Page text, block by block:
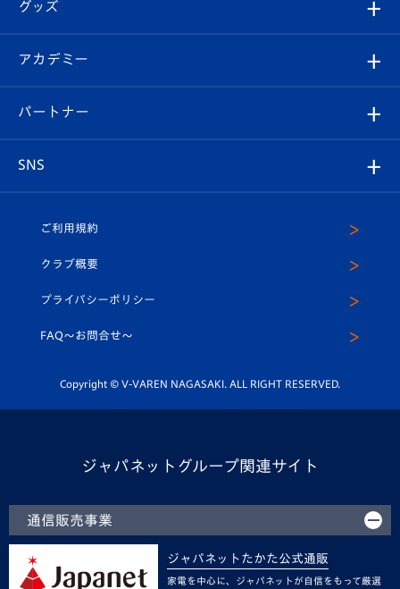
チケット
イベント
メディア
ホームタウン
スタッフプロフィール
マスコット紹介
平和祈念活動
ホームタウン活動
Revive Team
ヴィヴィくんの長崎おもてなしガイド
フォトギャラリー
スタジアムグルメ
V-LOVERS（ファンクラブ）
プレイヤーズスイート
グッズ
オンラインショップ
店舗情報
アカデミー
育成からのお知らせ
U-18
スクール
パートナー
SNS
ヴィヴィくんインスタグラム
公式LINE＠
ご利用規約
クラブ概要
プライバシーポリシー
FAQ〜お問合せ〜
Copyright © V-VAREN NAGASAKI. ALL RIGHT RESERVED.
ジャパネットグループ関連サイト
通信販売事業
ジャパネットたかた公式通販
家電を中心に、ジャパネットが自信をもって厳選